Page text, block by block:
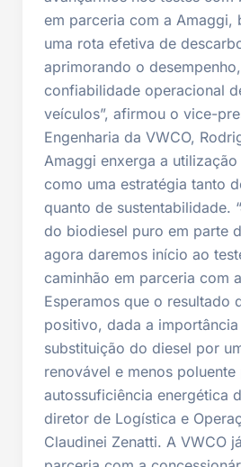
em parceria com a Amaggi,
uma rota efetiva de
aprimorando o
confiabilidade operacional
veículos”, afirmou o vice-
Engenharia da VWCO,
Amaggi enxerga a
como uma estratégia tanto
quanto de sustentabilidade.
do biodiesel puro em parte
agora daremos início ao
caminhão em parceria com
Esperamos que o resultado
positivo, dada a
substituição do diesel por
renovável e menos poluente
autossuficiência energética
diretor de Logística e
Claudinei Zenatti. A VWCO